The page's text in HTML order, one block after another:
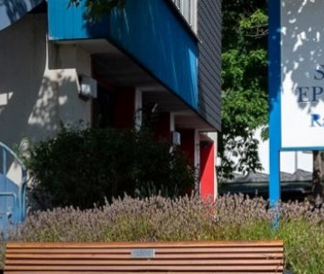
Kultur & Tourismus Wirtschaft